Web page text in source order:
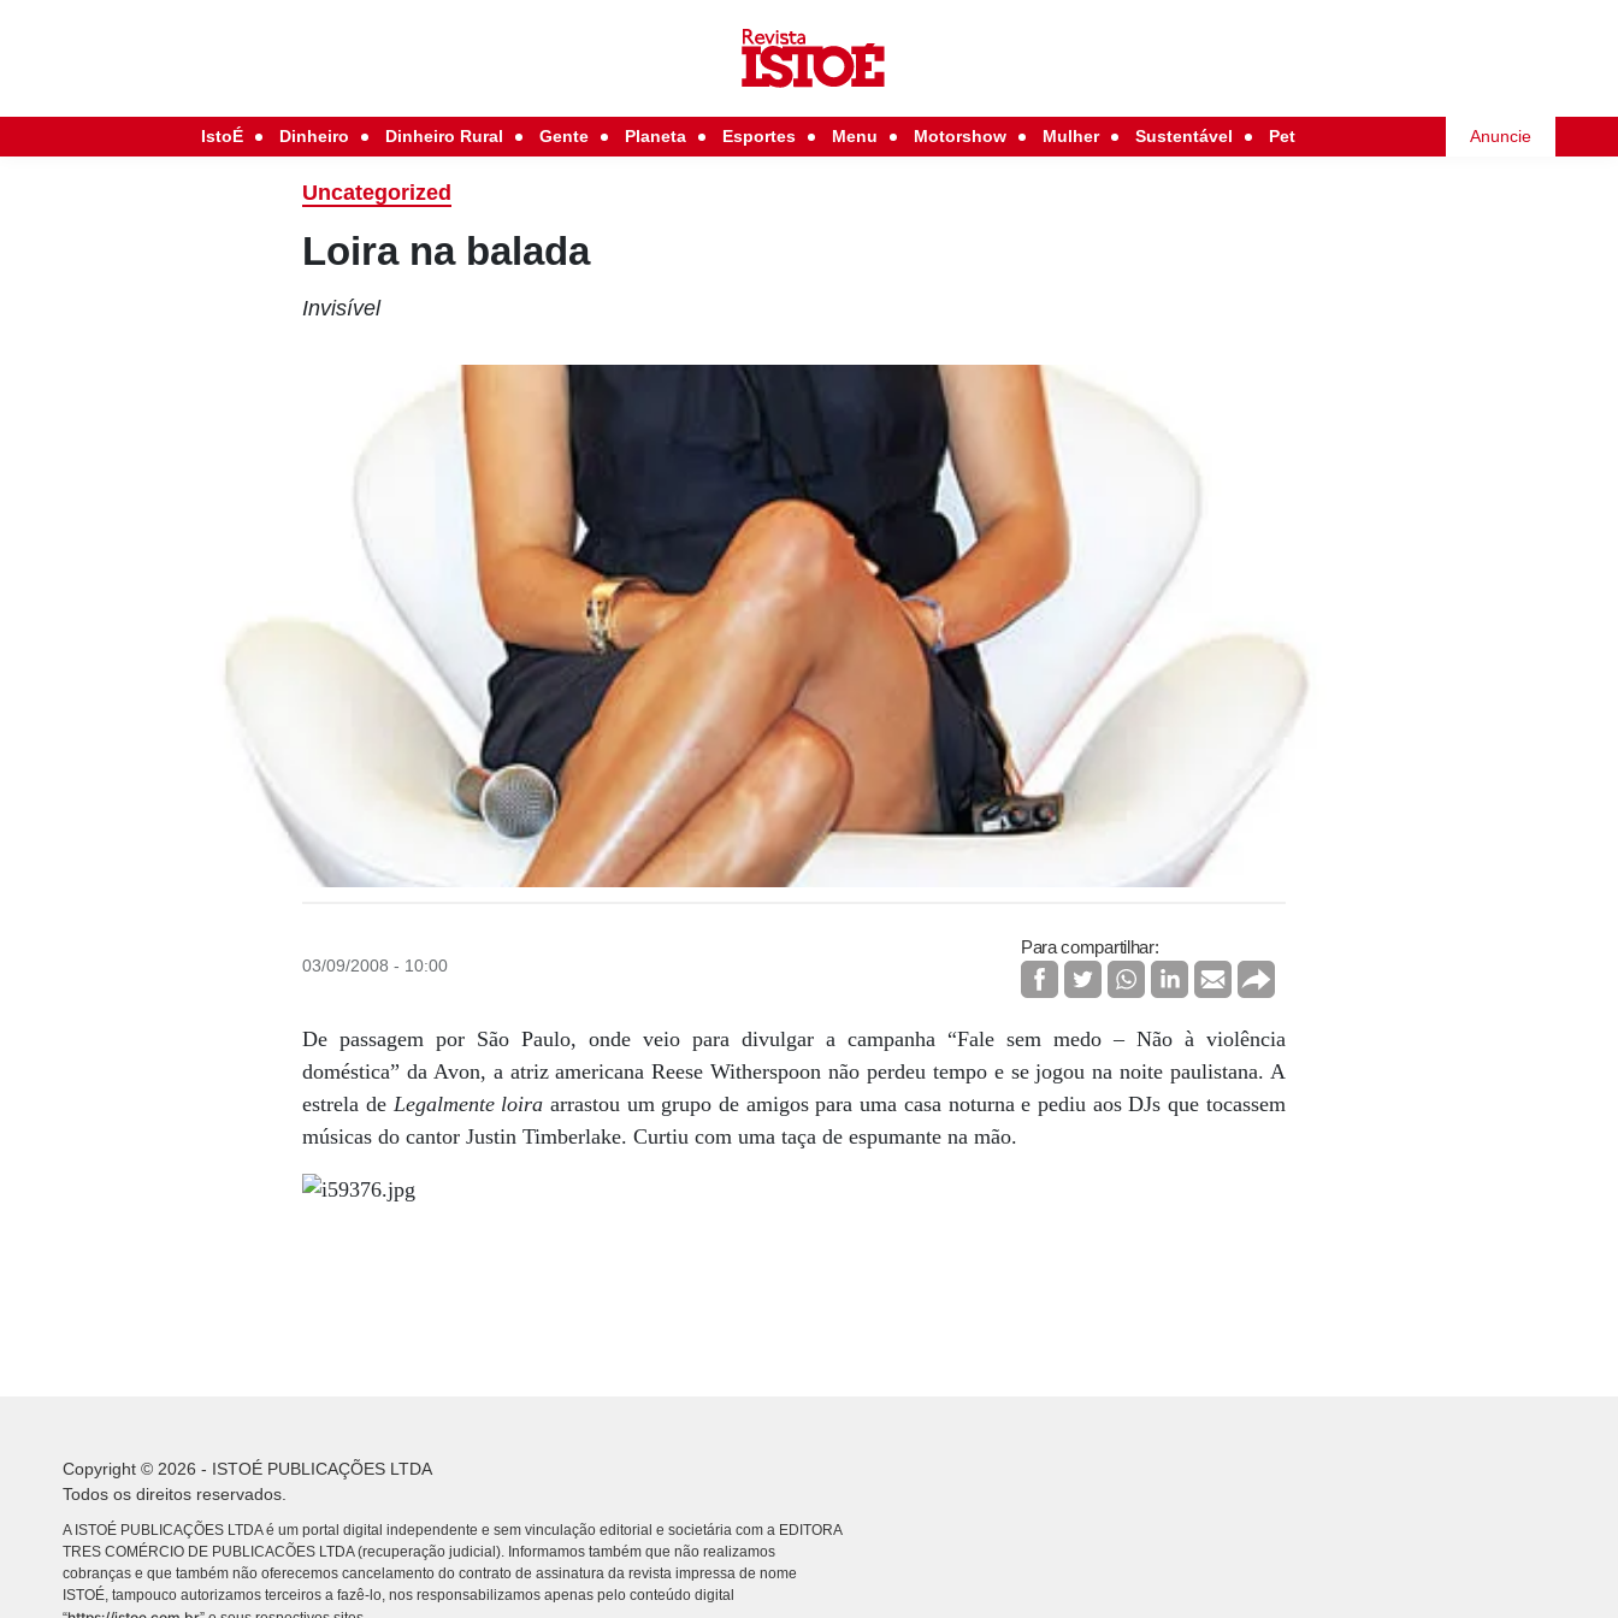
IstoÉ Dinheiro Dinheiro Rural Gente Planeta Esportes Menu Motorshow Mulher Sustentável Pet Anuncie
Uncategorized
Loira na balada
Invisível
03/09/2008 - 10:00
Para compartilhar:
De passagem por São Paulo, onde veio para divulgar a campanha “Fale sem medo – Não à violência
doméstica” da Avon, a atriz americana Reese Witherspoon não perdeu tempo e se jogou na noite paulistana. A
estrela de Legalmente loira arrastou um grupo de amigos para uma casa noturna e pediu aos DJs que tocassem
músicas do cantor Justin Timberlake. Curtiu com uma taça de espumante na mão.
Copyright © 2026 - ISTOÉ PUBLICAÇÕES LTDA
Todos os direitos reservados.
A ISTOÉ PUBLICAÇÕES LTDA é um portal digital independente e sem vinculação editorial e societária com a EDITORA
TRES COMÉRCIO DE PUBLICACÕES LTDA (recuperação judicial). Informamos também que não realizamos
cobranças e que também não oferecemos cancelamento do contrato de assinatura da revista impressa de nome
ISTOÉ, tampouco autorizamos terceiros a fazê-lo, nos responsabilizamos apenas pelo conteúdo digital